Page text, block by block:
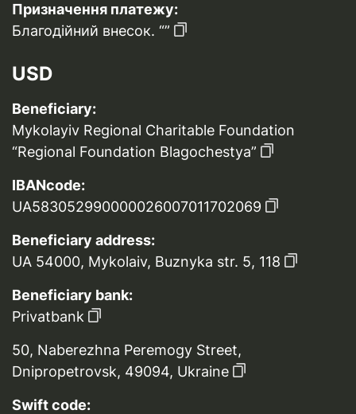
Призначення платежу:
Благодійний внесок. “”
USD
Beneficiary:
Mykolayiv Regional Charitable Foundation
“Regional Foundation Blagochestya”
IBANcode:
UA583052990000026007011702069
Beneficiary address:
UA 54000, Mykolaiv, Buznyka str. 5, 118
Beneficiary bank:
Privatbank
50, Naberezhna Peremogy Street,
Dnipropetrovsk, 49094, Ukraine
Swift code: